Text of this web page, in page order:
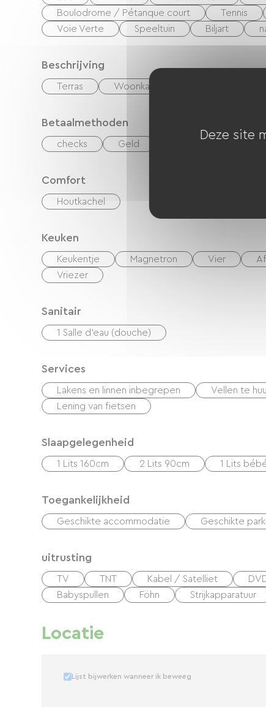
Boulodrome / Pétanque court
Tennis
Voie Verte
Speeltuin Biljart
Beschrijving
Terras Woonkamer / Lounge
Betaalmethoden
checks Geld
Comfort
Houtkachel
Keuken
Keukentje Magnetron Vier
Vriezer
Sanitair
1 Salle d'eau (douche)
Services
Lakens en linnen inbegrepen Vellen te
Lening van fietsen
Slaapgelegenheid
1 Lits 160cm 2 Lits 90cm 1 Lits
Toegankelijkheid
Geschikte accommodatie Geschikte
uitrusting
TV TNT Kabel / Satelliet
Babyspullen
Föhn Strijkapparatuur
Locatie
Lijst bijwerken wanneer ik beweeg
Deze site